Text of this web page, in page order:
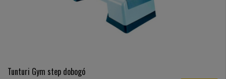
Tunturi Gym step dobogó